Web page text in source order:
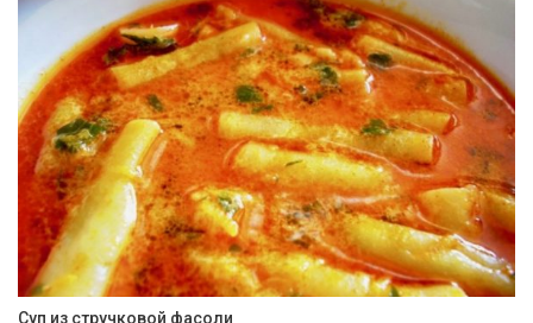
Суп из стручковой фасоли